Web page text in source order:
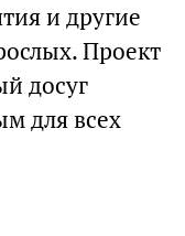
и другие
Проект
досуг
для всех